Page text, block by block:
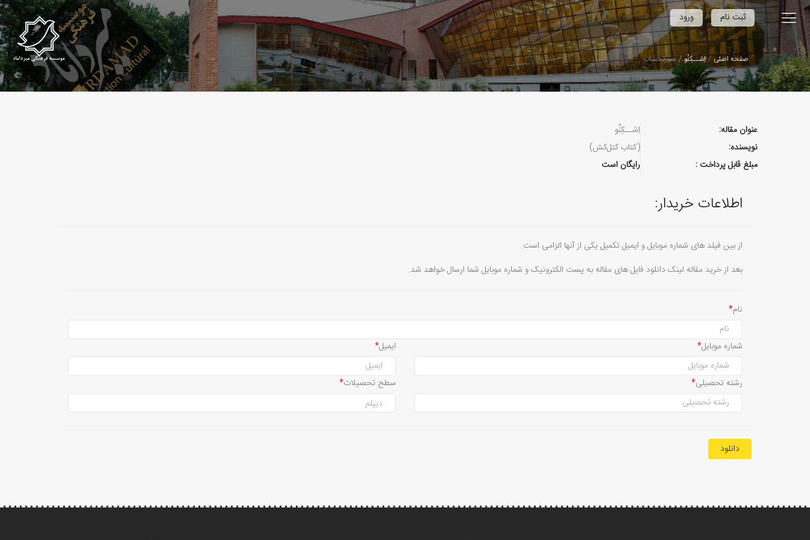
ورود / ثبت نام
صفحه اصلی اِشــکِنُو صورتحساب
عنوان مقاله:
اِشــکِنُو
نویسنده:
(کتاب کتل‌کش)
مبلغ قابل پرداخت :
رایگان است
اطلاعات خریدار:
از بین فیلد های شماره موبایل و ایمیل تکمیل یکی از آنها الزامی است.
بعد از خرید مقاله لینک دانلود فایل های مقاله به پست الکترونیک و شماره موبایل شما ارسال خواهد شد.
نام
ایمیل شماره موبایل
سطح تحصیلات رشته تحصیلی
دانلود